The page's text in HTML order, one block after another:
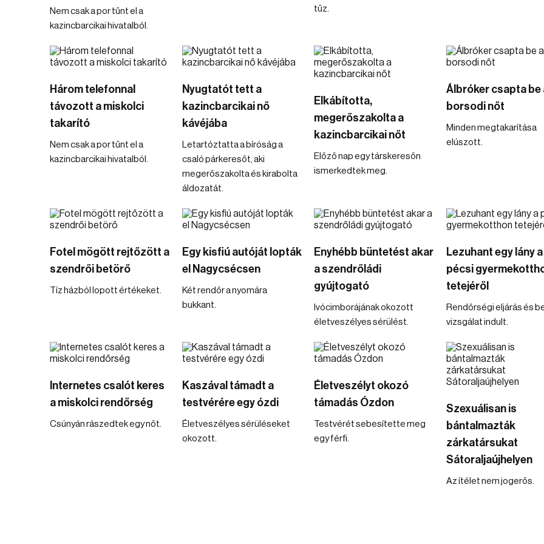
Nem csak a por tűnt el a
kazincbarcikai hivatalból.
tűz.
Három telefonnal
távozott a miskolci
takarító
Nem csak a por tűnt el a
kazincbarcikai hivatalból.
Nyugtatót tett a
kazincbarcikai nő
kávéjába
Letartóztatta a bíróság a
csaló párkeresőt, aki
megerőszakolta és kirabolta
áldozatát.
Elkábította,
megerőszakolta a
kazincbarcikai nőt
Előző nap egy társkeresőn
ismerkedtek meg.
Álbróker csapta be
borsodi nőt
Minden megtakarítása
elúszott.
Fotel mögött rejtőzött a
szendrői betörő
Tíz házból lopott értékeket.
Egy kisfiú autóját lopták
el Nagycsécsen
Két rendőr a nyomára
bukkant.
Enyhébb büntetést akar
a szendrőládi
gyújtogató
Ivócimborájának okozott
életveszélyes sérülést.
Lezuhant egy lány a
pécsi
tetejéről
Rendőrségi eljárás és
vizsgálat indult.
Internetes csalót keres
a miskolci rendőrség
Csúnyán rászedtek egy nőt.
Kaszával támadt a
testvérére egy ózdi
Életveszélyes sérüléseket
okozott.
Életveszélyt okozó
támadás Ózdon
Testvérét sebesítette meg
egy férfi.
Szexuálisan is
bántalmazták
zárkatársukat
Sátoraljaújhelyen
Az ítélet nem jogerős.